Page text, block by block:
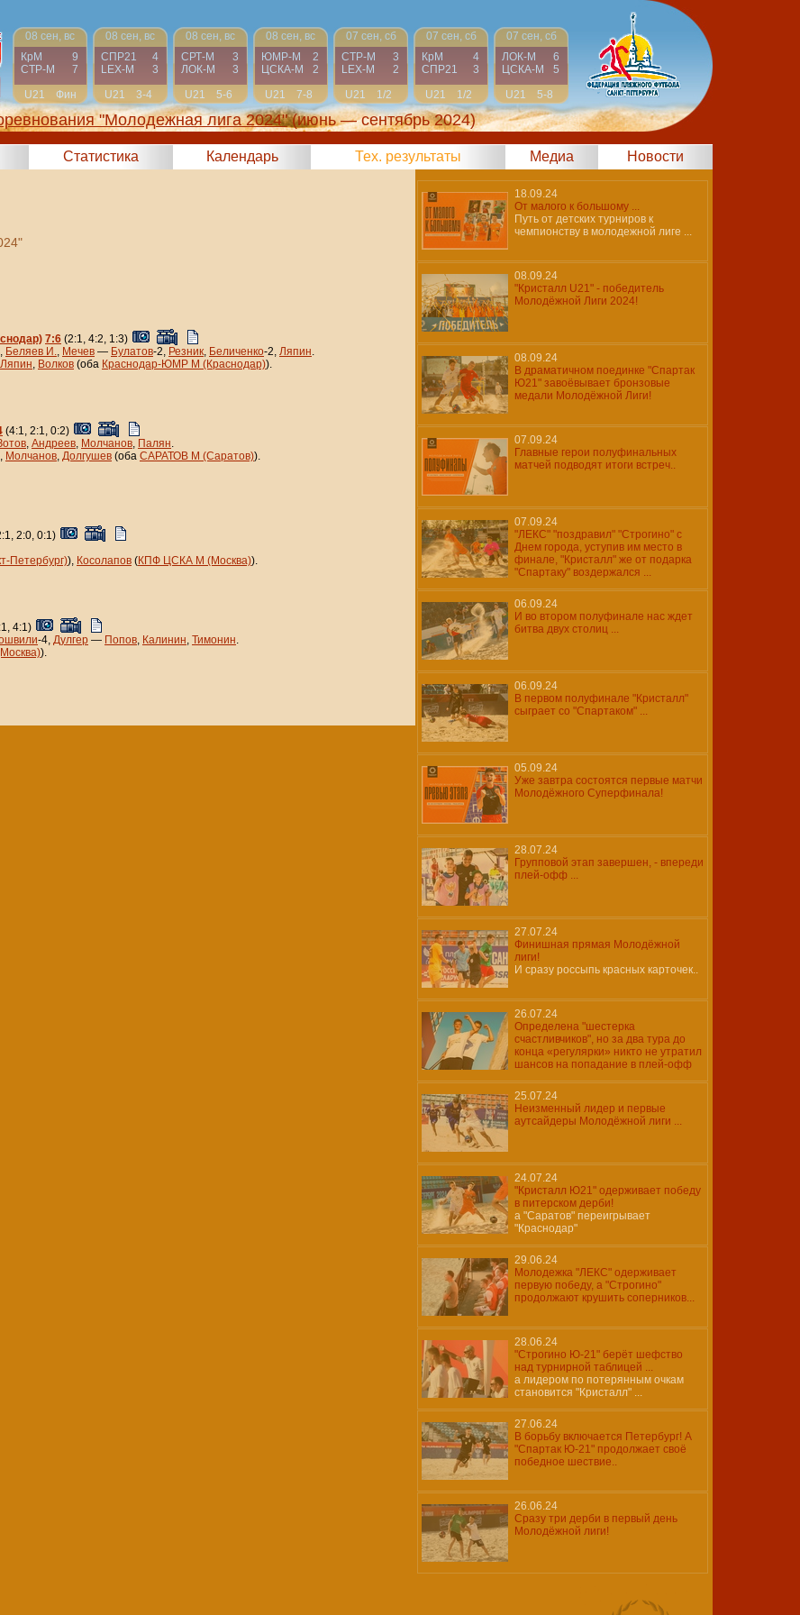
08 сен, вс
КрМ
9
СТР-М
7
U21
Фин
08 сен, вс
СПР21
4
LEX-М
3
U21
3-4
08 сен, вс
СРТ-М
3
ЛОК-М
3
U21
5-6
08 сен, вс
ЮМР-М
2
ЦСКА-М
2
U21
7-8
07 сен, сб
СТР-М
3
LEX-М
2
U21
1/2
07 сен, сб
КрМ
4
СПР21
3
U21
1/2
07 сен, сб
ЛОК-М
6
ЦСКА-М
5
U21
5-8
"Молодежная лига 2024" (июнь — сентябрь 2024)
Статистика Календарь Тех. результаты Медиа Новости
7:6 (2:1, 4:2, 1:3)
, Беляев И., Мечев — Булатов-2, Резник, Беличенко-2, Ляпин.
Ляпин, Волков (оба Краснодар-ЮМР М (Краснодар)).
(4:1, 2:1, 0:2)
, Андреев, Молчанов, Палян.
Молчанов, Долгушев (оба САРАТОВ М (Саратов)).
2:0, 0:1)
Петербург)), Косолапов (КПФ ЦСКА М (Москва)).
4:1)
-4, Дулгер — Попов, Калинин, Тимонин.
).
18.09.24
От малого к большому ...
Путь от детских турниров к
чемпионству в молодежной лиге ...
08.09.24
"Кристалл U21" - победитель
Молодёжной Лиги 2024!
08.09.24
В драматичном поединке "Спартак
Ю21" завоёвывает бронзовые
медали Молодёжной Лиги!
07.09.24
Главные герои полуфинальных
матчей подводят итоги встреч..
07.09.24
"ЛЕКС" "поздравил" "Строгино" с
Днем города, уступив им место в
финале, "Кристалл" же от подарка
"Спартаку" воздержался ...
06.09.24
И во втором полуфинале нас ждет
битва двух столиц ...
06.09.24
В первом полуфинале "Кристалл"
сыграет со "Спартаком" ...
05.09.24
Уже завтра состоятся первые матчи
Молодёжного Суперфинала!
28.07.24
Групповой этап завершен, - впереди
плей-офф ...
27.07.24
Финишная прямая Молодёжной
лиги!
И сразу россыпь красных карточек..
26.07.24
Определена "шестерка
счастливчиков", но за два тура до
конца «регулярки» никто не утратил
шансов на попадание в плей-офф
25.07.24
Неизменный лидер и первые
аутсайдеры Молодёжной лиги ...
24.07.24
"Кристалл Ю21" одерживает победу
в питерском дерби!
а "Саратов" переигрывает
"Краснодар"
29.06.24
Молодежка "ЛЕКС" одерживает
первую победу, а "Строгино"
продолжают крушить соперников...
28.06.24
"Строгино Ю-21" берёт шефство
над турнирной таблицей ...
а лидером по потерянным очкам
становится "Кристалл" ...
27.06.24
В борьбу включается Петербург! А
"Спартак Ю-21" продолжает своё
победное шествие..
26.06.24
Сразу три дерби в первый день
Молодёжной лиги!